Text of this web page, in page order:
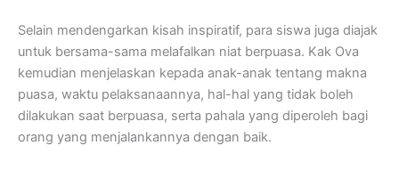
Selain mendengarkan kisah inspiratif, para siswa juga diajak
untuk bersama-sama melafalkan niat berpuasa. Kak Ova
kemudian menjelaskan kepada anak-anak tentang makna
puasa, waktu pelaksanaannya, hal-hal yang tidak boleh
dilakukan saat berpuasa, serta pahala yang diperoleh bagi
orang yang menjalankannya dengan baik.